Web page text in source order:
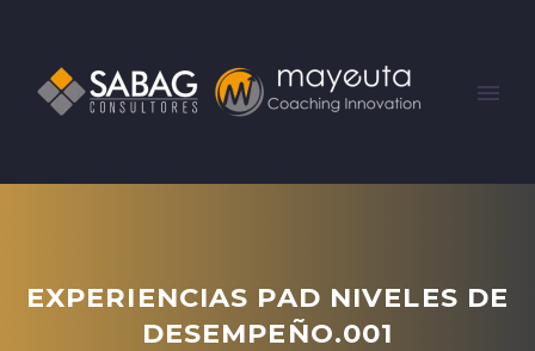
EXPERIENCIAS PAD NIVELES DE
DESEMPEÑO.001